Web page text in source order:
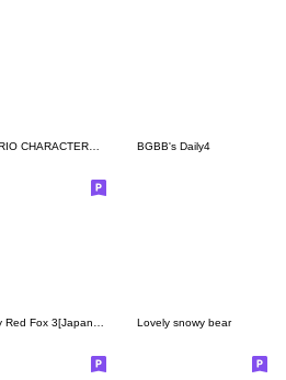
BGBB's Daily4
Fluffy Red Fox 3[Japanese] Lovely snowy bear